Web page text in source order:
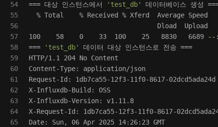
54
55
56
57
58
59
60
61
62
63
64
65
=== 대상 인스턴스에서 'test_db' 데이터베이스 생성
% Total    % Received % Xferd  Average Speed
Dload  Upload
100    58    0    33  100    25   8830   6689
--
===
'test_db' 데이터 대상 인스턴스로 전송 ===
HTTP/1.1 204 No Content
Content-Type: application/json
Request-Id: 1db7ca55-12f3-11f0-8617-02dcd5ada24d
X-Influxdb-Build: OSS
X-Influxdb-Version: v1.11.8
X-Request-Id: 1db7ca55-12f3-11f0-8617-
Date: Sun, 06 Apr 2025 14:26:23 GMT